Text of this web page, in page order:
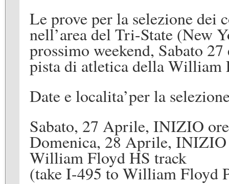
Le prove per la selezione dei
nell’area del Tri-State (New
prossimo weekend, Sabato 27
pista di atletica della William
Date e localita’per la se
Sabato, 27 Aprile, INIZIO ore
Domenica, 28 Aprile,
William Floyd HS track
(take I-495 to William Floyd